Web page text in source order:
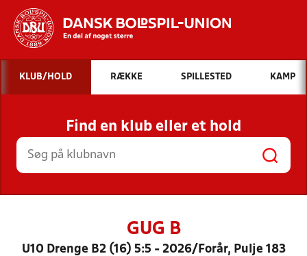
Hvad vil du søge efter?
INDHOLD OG NYHEDER
STILLINGER, RESULTATER, KLUBBER OG
HOLD
KLUB/HOLD RÆKKE SPILLESTED KAMP
Find en klub eller et hold
GUG B
U10 Drenge B2 (16) 5:5 - 2026/Forår, Pulje 183